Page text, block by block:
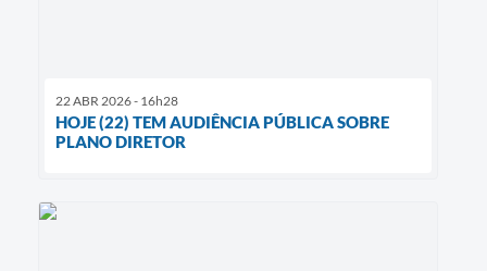
22 ABR 2026 - 16h28
HOJE (22) TEM AUDIÊNCIA PÚBLICA SOBRE
PLANO DIRETOR